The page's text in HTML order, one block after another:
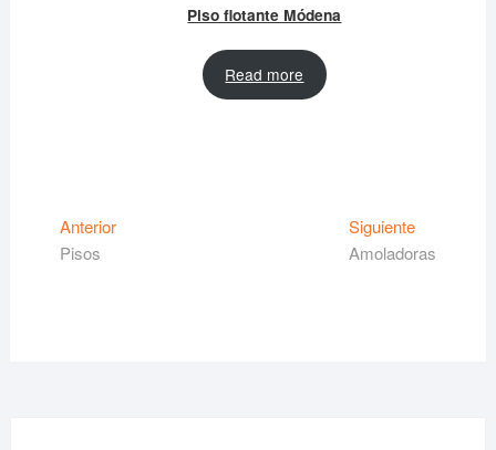
Piso flotante Módena
Read more
Navegación
de
AnteriorEntrada
Pisos
SiguienteSiguiente
entrada:
Amoladoras